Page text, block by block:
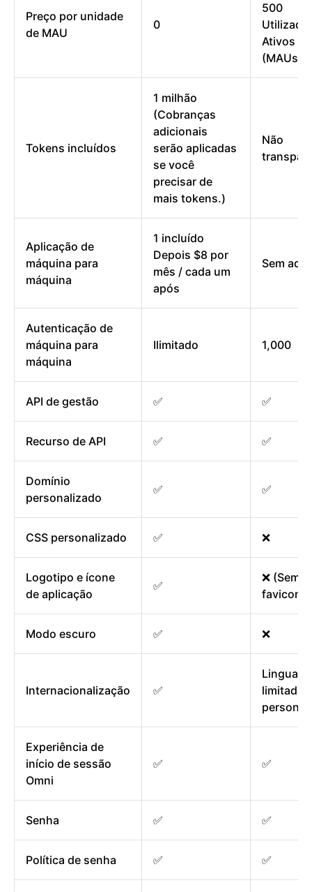
Preço por unidade
de MAU
0
500
Ativos
(MAUs)
Tokens incluídos
1 milhão
(Cobranças
adicionais
serão aplicadas
se você
precisar de
mais tokens.)
Não
Aplicação de
máquina para
máquina
1 incluído
Depois $8 por
mês / cada um
após
Sem
Autenticação de
máquina para
máquina
Ilimitado 1,000
API de gestão ✅ ✅
Recurso de API ✅ ✅
Domínio
personalizado
✅ ✅
CSS personalizado ✅ ❌
Logotipo e ícone
de aplicação
✅
❌ (Sem
favicon)
Modo escuro ✅ ❌
Internacionalização ✅
limitadas
Experiência de
início de sessão
Omni
✅ ✅
Senha ✅ ✅
Política de senha ✅ ✅